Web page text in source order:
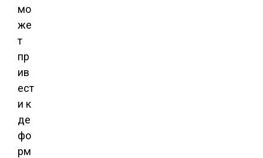
мо
же
т
пр
ив
ест
и к
де
фо
рм